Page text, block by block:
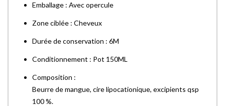
Emballage : Avec opercule
Zone ciblée : Cheveux
Durée de conservation : 6M
Conditionnement : Pot 150ML
Composition :
Beurre de mangue, cire lipocationique, excipients qsp
100 %.